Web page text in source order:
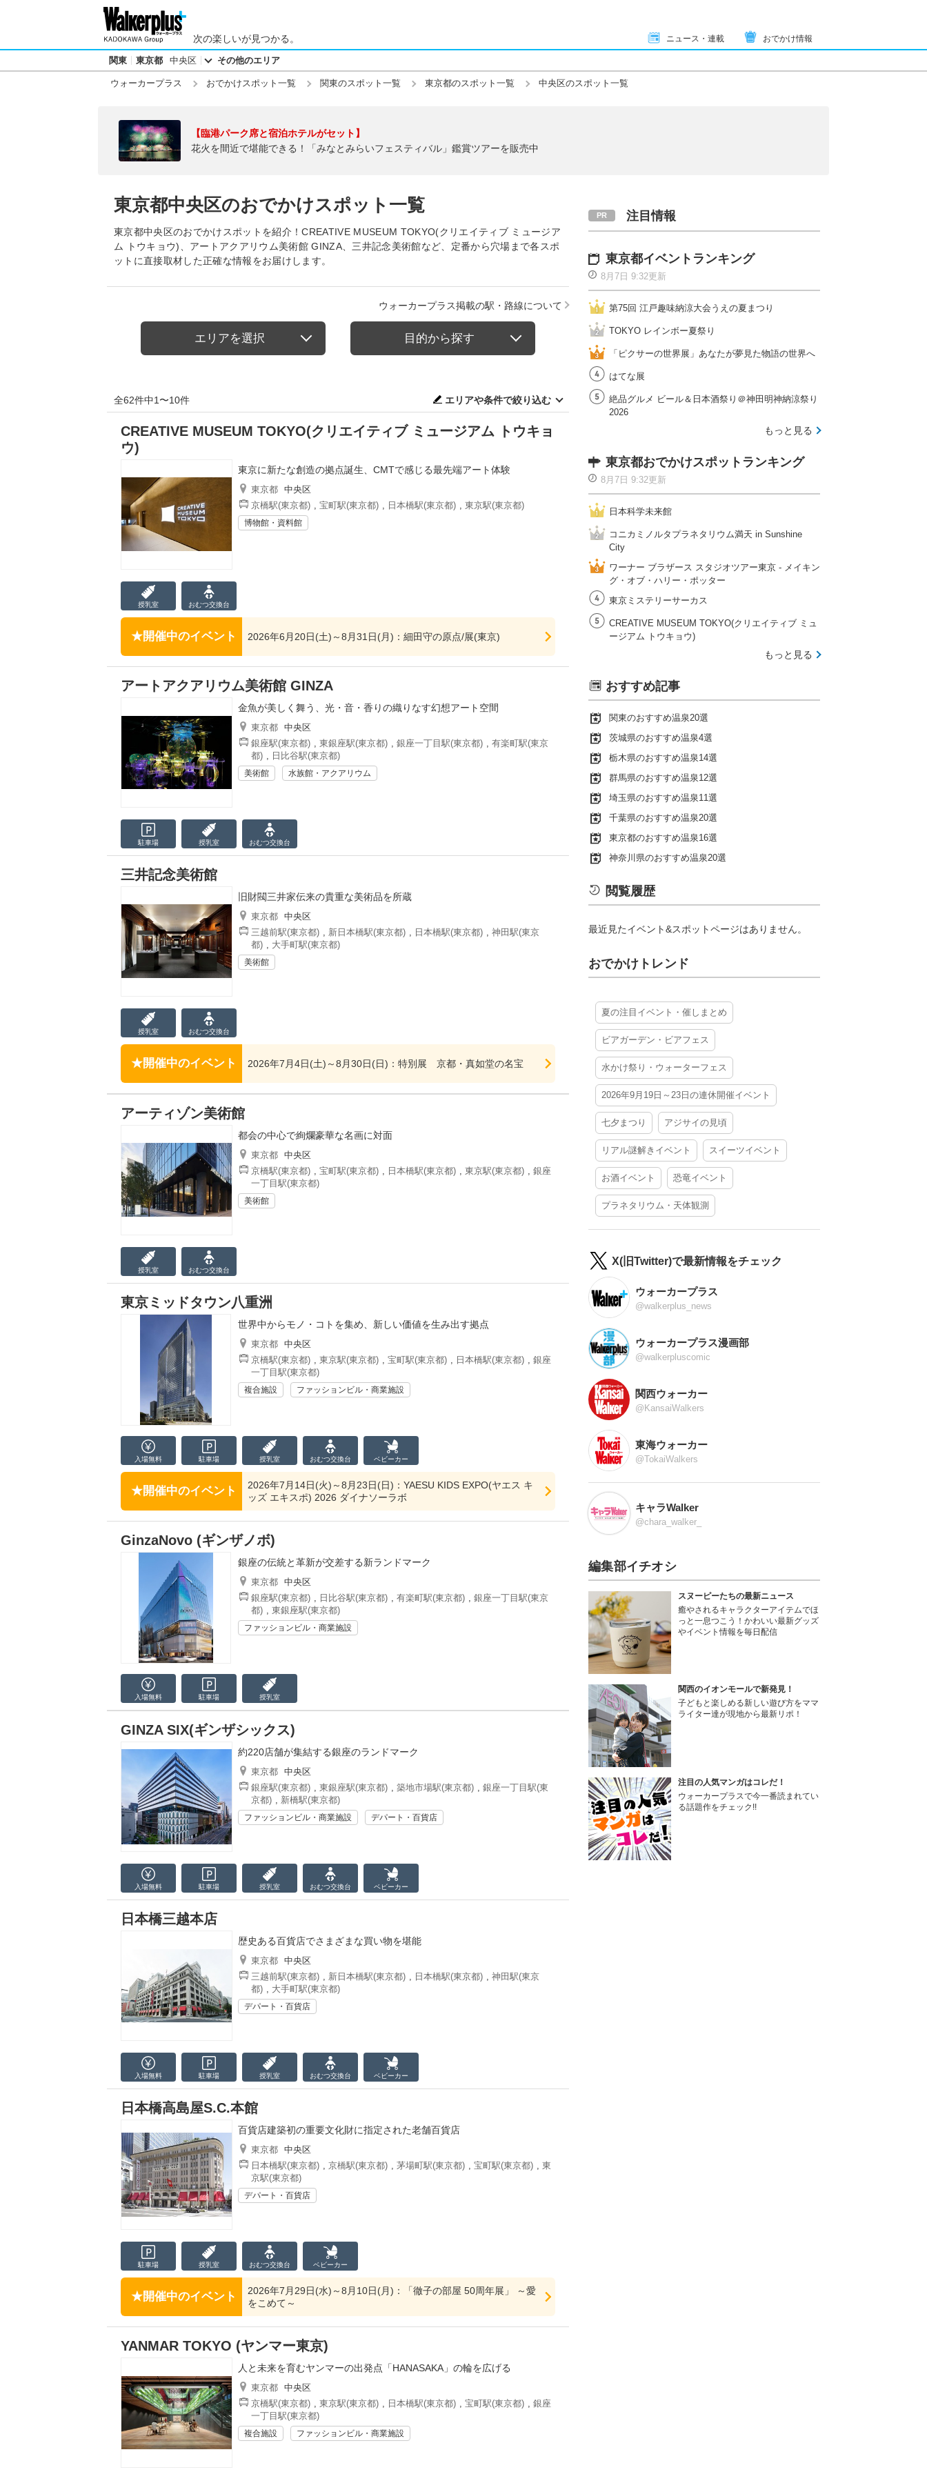
次の楽しいが見つかる。 ニュース・連載 おでかけ情報
関東 東京都 中央区 その他のエリア
ウォーカープラス おでかけスポット一覧 関東のスポット一覧 東京都のスポット一覧 中央区のスポット一覧
【臨港パーク席と宿泊ホテルがセット】
花火を間近で堪能できる！「みなとみらいフェスティバル」鑑賞ツアーを販売中
東京都中央区のおでかけスポット一覧
東京都中央区のおでかけスポットを紹介！CREATIVE MUSEUM TOKYO(クリエイティブ ミュージア
ム トウキョウ)、アートアクアリウム美術館 GINZA、三井記念美術館など、定番から穴場まで各スポ
ットに直接取材した正確な情報をお届けします。
ウォーカープラス掲載の駅・路線について
エリアを選択 目的から探す
全62件中1〜10件 エリアや条件で絞り込む
CREATIVE MUSEUM TOKYO(クリエイティブ ミュージアム トウキョ
ウ)
東京に新たな創造の拠点誕生、CMTで感じる最先端アート体験
東京都 中央区
京橋駅(東京都) , 宝町駅(東京都) , 日本橋駅(東京都) , 東京駅(東京都)
博物館・資料館
授乳室 おむつ交換台
開催中のイベント 2026年6月20日(土)～8月31日(月)：細田守の原点/展(東京)
アートアクアリウム美術館 GINZA
金魚が美しく舞う、光・音・香りの織りなす幻想アート空間
東京都 中央区
銀座駅(東京都) , 東銀座駅(東京都) , 銀座一丁目駅(東京都) , 有楽町駅(東京
都) , 日比谷駅(東京都)
美術館 水族館・アクアリウム
駐車場 授乳室 おむつ交換台
三井記念美術館
旧財閥三井家伝来の貴重な美術品を所蔵
東京都 中央区
三越前駅(東京都) , 新日本橋駅(東京都) , 日本橋駅(東京都) , 神田駅(東京
都) , 大手町駅(東京都)
美術館
授乳室 おむつ交換台
開催中のイベント 2026年7月4日(土)～8月30日(日)：特別展 京都・真如堂の名宝
アーティゾン美術館
都会の中心で絢爛豪華な名画に対面
東京都 中央区
京橋駅(東京都) , 宝町駅(東京都) , 日本橋駅(東京都) , 東京駅(東京都) , 銀座
一丁目駅(東京都)
美術館
授乳室 おむつ交換台
東京ミッドタウン八重洲
世界中からモノ・コトを集め、新しい価値を生み出す拠点
東京都 中央区
京橋駅(東京都) , 東京駅(東京都) , 宝町駅(東京都) , 日本橋駅(東京都) , 銀座
一丁目駅(東京都)
複合施設 ファッションビル・商業施設
入場無料 駐車場 授乳室 おむつ交換台 ベビーカー
開催中のイベント
2026年7月14日(火)～8月23日(日)：YAESU KIDS EXPO(ヤエス キ
ッズ エキスポ) 2026 ダイナソーラボ
GinzaNovo (ギンザノボ)
銀座の伝統と革新が交差する新ランドマーク
東京都 中央区
銀座駅(東京都) , 日比谷駅(東京都) , 有楽町駅(東京都) , 銀座一丁目駅(東京
都) , 東銀座駅(東京都)
ファッションビル・商業施設
入場無料 駐車場 授乳室
GINZA SIX(ギンザシックス)
約220店舗が集結する銀座のランドマーク
東京都 中央区
銀座駅(東京都) , 東銀座駅(東京都) , 築地市場駅(東京都) , 銀座一丁目駅(東
京都) , 新橋駅(東京都)
ファッションビル・商業施設 デパート・百貨店
入場無料 駐車場 授乳室 おむつ交換台 ベビーカー
日本橋三越本店
歴史ある百貨店でさまざまな買い物を堪能
東京都 中央区
三越前駅(東京都) , 新日本橋駅(東京都) , 日本橋駅(東京都) , 神田駅(東京
都) , 大手町駅(東京都)
デパート・百貨店
入場無料 駐車場 授乳室 おむつ交換台 ベビーカー
日本橋高島屋S.C.本館
百貨店建築初の重要文化財に指定された老舗百貨店
東京都 中央区
日本橋駅(東京都) , 京橋駅(東京都) , 茅場町駅(東京都) , 宝町駅(東京都) , 東
京駅(東京都)
デパート・百貨店
駐車場 授乳室 おむつ交換台 ベビーカー
開催中のイベント
2026年7月29日(水)～8月10日(月)：「徹子の部屋 50周年展」 ～愛
をこめて～
YANMAR TOKYO (ヤンマー東京)
人と未来を育むヤンマーの出発点「HANASAKA」の輪を広げる
東京都 中央区
京橋駅(東京都) , 東京駅(東京都) , 日本橋駅(東京都) , 宝町駅(東京都) , 銀座
一丁目駅(東京都)
複合施設 ファッションビル・商業施設
注目情報
東京都イベントランキング
8月7日 9:32更新
第75回 江戸趣味納涼大会うえの夏まつり
TOKYO レインボー夏祭り
「ピクサーの世界展」あなたが夢見た物語の世界へ
はてな展
絶品グルメ ビール＆日本酒祭り＠神田明神納涼祭り
2026
もっと見る
東京都おでかけスポットランキング
8月7日 9:32更新
日本科学未来館
コニカミノルタプラネタリウム満天 in Sunshine
City
ワーナー ブラザース スタジオツアー東京 ‐ メイキン
グ・オブ・ハリー・ポッター
東京ミステリーサーカス
CREATIVE MUSEUM TOKYO(クリエイティブ ミュ
ージアム トウキョウ)
もっと見る
おすすめ記事
関東のおすすめ温泉20選
茨城県のおすすめ温泉4選
栃木県のおすすめ温泉14選
群馬県のおすすめ温泉12選
埼玉県のおすすめ温泉11選
千葉県のおすすめ温泉20選
東京都のおすすめ温泉16選
神奈川県のおすすめ温泉20選
閲覧履歴
最近見たイベント&スポットページはありません。
おでかけトレンド
夏の注目イベント・催しまとめ
ビアガーデン・ビアフェス
水かけ祭り・ウォーターフェス
2026年9月19日～23日の連休開催イベント
七夕まつり アジサイの見頃
リアル謎解きイベント スイーツイベント
お酒イベント 恐竜イベント
プラネタリウム・天体観測
X(旧Twitter)で最新情報をチェック
ウォーカープラス
@walkerplus_news
ウォーカープラス漫画部
@walkerpluscomic
関西ウォーカー
@KansaiWalkers
東海ウォーカー
@TokaiWalkers
キャラWalker
@chara_walker_
編集部イチオシ
スヌーピーたちの最新ニュース
癒やされるキャラクターアイテムでほ
っと一息つこう！かわいい最新グッズ
やイベント情報を毎日配信
関西のイオンモールで新発見！
子どもと楽しめる新しい遊び方をママ
ライター達が現地から最新リポ！
注目の人気マンガはコレだ！
ウォーカープラスで今一番読まれてい
る話題作をチェック!!